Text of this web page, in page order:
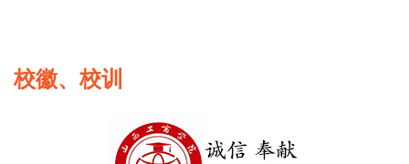
校徽、校训